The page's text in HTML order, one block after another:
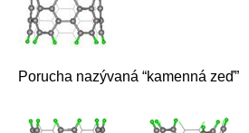
Porucha nazývaná “kamenná zeď”